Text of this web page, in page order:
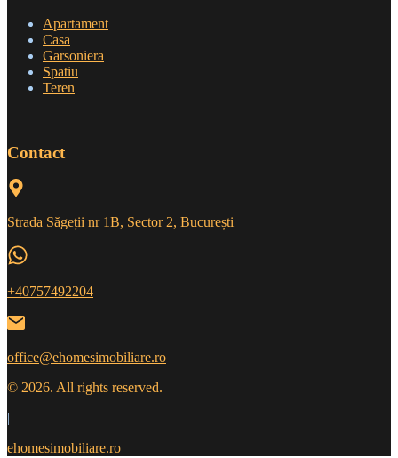
Apartament
Casa
Garsoniera
Spatiu
Teren
Contact
Strada Săgeții nr 1B, Sector 2, București
+40757492204
office@ehomesimobiliare.ro
© 2026. All rights reserved.
|
ehomesimobiliare.ro